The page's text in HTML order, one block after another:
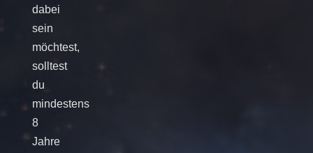
dabei
sein
möchtest,
solltest
du
mindestens
8
Jahre